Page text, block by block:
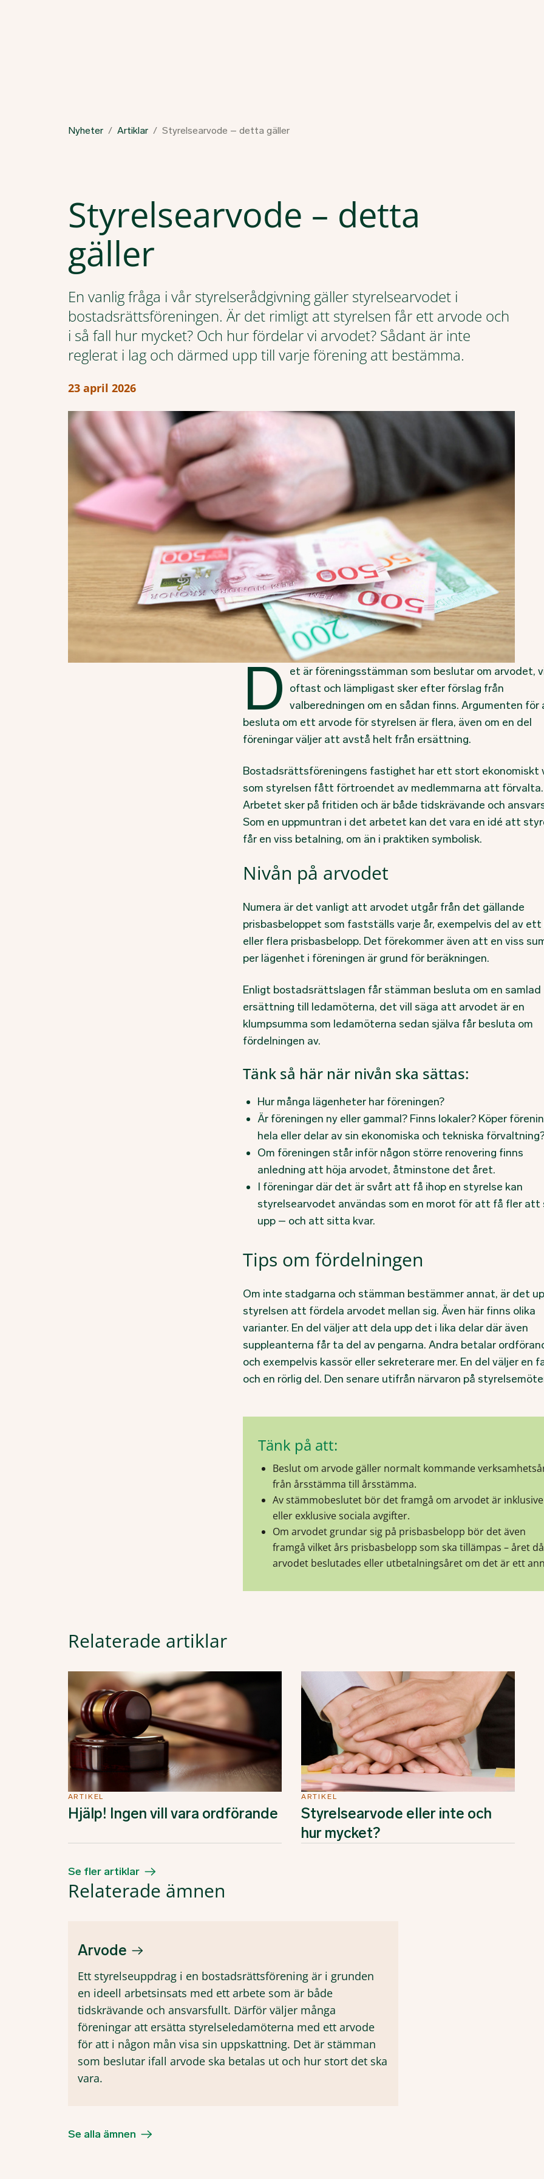
Nyheter Artiklar Styrelsearvode – detta gäller
Styrelsearvode – detta
gäller
En vanlig fråga i vår styrelserådgivning gäller styrelsearvodet i
bostadsrättsföreningen. Är det rimligt att styrelsen får ett arvode och
i så fall hur mycket? Och hur fördelar vi arvodet? Sådant är inte
reglerat i lag och därmed upp till varje förening att bestämma.
23 april 2026
D et är föreningsstämman som beslutar om arvodet,
oftast och lämpligast sker efter förslag från
valberedningen om en sådan finns. Argumenten för
besluta om ett arvode för styrelsen är flera, även om en del
föreningar väljer att avstå helt från ersättning.
Bostadsrättsföreningens fastighet har ett stort ekonomiskt
som styrelsen fått förtroendet av medlemmarna att förvalta.
Arbetet sker på fritiden och är både tidskrävande och
Som en uppmuntran i det arbetet kan det vara en idé att
får en viss betalning, om än i praktiken symbolisk.
Nivån på arvodet
Numera är det vanligt att arvodet utgår från det gällande
prisbasbeloppet som fastställs varje år, exempelvis del av
eller flera prisbasbelopp. Det förekommer även att en viss
per lägenhet i föreningen är grund för beräkningen.
Enligt bostadsrättslagen får stämman besluta om en samlad
ersättning till ledamöterna, det vill säga att arvodet är en
klumpsumma som ledamöterna sedan själva får besluta om
fördelningen av.
Tänk så här när nivån ska sättas:
Hur många lägenheter har föreningen?
Är föreningen ny eller gammal? Finns lokaler? Köper
hela eller delar av sin ekonomiska och tekniska
Om föreningen står inför någon större renovering finns
anledning att höja arvodet, åtminstone det året.
I föreningar där det är svårt att få ihop en styrelse kan
styrelsearvodet användas som en morot för att få fler att
upp – och att sitta kvar.
Tips om fördelningen
Om inte stadgarna och stämman bestämmer annat, är det
styrelsen att fördela arvodet mellan sig. Även här finns olika
varianter. En del väljer att dela upp det i lika delar där även
suppleanterna får ta del av pengarna. Andra betalar
och exempelvis kassör eller sekreterare mer. En del väljer en
och en rörlig del. Den senare utifrån närvaron på
Tänk på att:
Beslut om arvode gäller normalt kommande
från årsstämma till årsstämma.
Av stämmobeslutet bör det framgå om arvodet är inklusive
eller exklusive sociala avgifter.
Om arvodet grundar sig på prisbasbelopp bör det även
framgå vilket års prisbasbelopp som ska tillämpas – året då
arvodet beslutades eller utbetalningsåret om det är ett
Relaterade artiklar
ARTIKEL
Hjälp! Ingen vill vara ordförande
ARTIKEL
Styrelsearvode eller inte och
hur mycket?
Se fler artiklar
Relaterade ämnen
Arvode
Ett styrelseuppdrag i en bostadsrättsförening är i grunden
en ideell arbetsinsats med ett arbete som är både
tidskrävande och ansvarsfullt. Därför väljer många
föreningar att ersätta styrelseledamöterna med ett arvode
för att i någon mån visa sin uppskattning. Det är stämman
som beslutar ifall arvode ska betalas ut och hur stort det ska
vara.
Se alla ämnen